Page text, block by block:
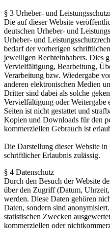
§ 3 Urheber- und
Die auf dieser Website
deutschen Urheber- und
Urheber- und
bedarf der vorherigen
jeweiligen Rechteinhabers. Dies
Vervielfältigung, Bearbeitung,
Verarbeitung bzw. Wiedergabe
anderen elektronischen Medien
Dritter sind dabei als solche
Vervielfältigung oder Weitergabe
Seiten ist nicht gestattet und
Kopien und Downloads für den
kommerziellen Gebrauch ist
Die Darstellung dieser Website
schriftlicher Erlaubnis zulässig.
§ 4 Datenschutz
Durch den Besuch der Website
über den Zugriff (Datum, Uhrzeit,
werden. Diese Daten gehören
Daten, sondern sind
statistischen Zwecken
kommerziellen oder